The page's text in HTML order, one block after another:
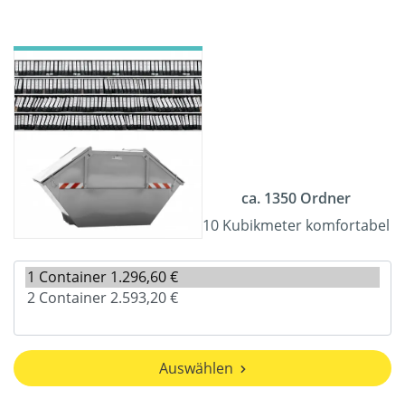
ca. 1350 Ordner
10 Kubikmeter komfortabel
Auswählen